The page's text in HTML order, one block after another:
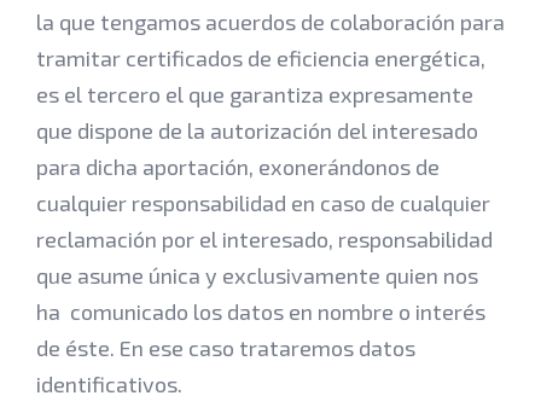
la que tengamos acuerdos de colaboración para
tramitar certificados de eficiencia energética,
es el tercero el que garantiza expresamente
que dispone de la autorización del interesado
para dicha aportación, exonerándonos de
cualquier responsabilidad en caso de cualquier
reclamación por el interesado, responsabilidad
que asume única y exclusivamente quien nos
ha comunicado los datos en nombre o interés
de éste. En ese caso trataremos datos
identificativos.